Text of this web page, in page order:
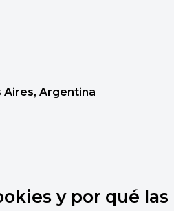
Aires, Argentina
y por qué las